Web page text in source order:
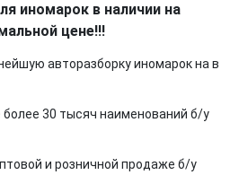
иномарок в наличии на
цене!!!
авторазборку иномарок на в
30 тысяч наименований б/у
и розничной продаже б/у